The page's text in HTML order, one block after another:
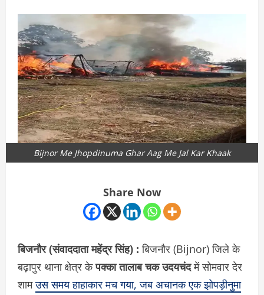
Bijnor Me Jhopdinuma Ghar Aag Me Jal Kar Khaak
Share Now
बिजनौर (संवाददातामहेंद्र सिंह) :बिजनौर (Bijnor) जिले के
बढ़ापुर थाना क्षेत्र केपक्का तालाब चक उदयचंदमें सोमवार देर
शामउस समय हाहाकार मच गया, जब अचानक एक झोपड़ीनुमा